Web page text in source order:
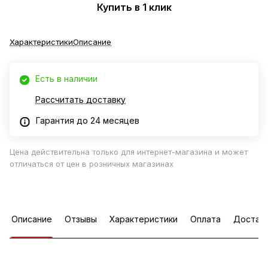
Купить в 1 клик
ХарактеристикиОписание
Есть в наличии
Рассчитать доставку
Гарантия до 24 месяцев
Цена действительна только для интернет-магазина и может
отличаться от цен в розничных магазинах
Описание Отзывы Характеристики Оплата